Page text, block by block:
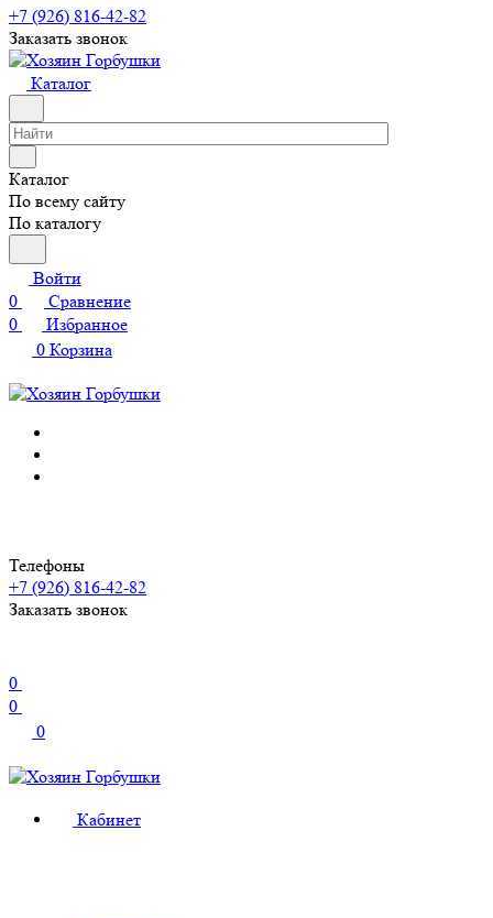
+7 (926) 816-42-82
Заказать звонок
Каталог
Каталог
По всему сайту
По каталогу
Войти
0
Сравнение
0
Избранное
0 Корзина
Телефоны
+7 (926) 816-42-82
Заказать звонок
0
0
0
Кабинет